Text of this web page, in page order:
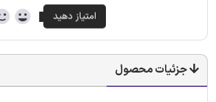
جزئیات محصول